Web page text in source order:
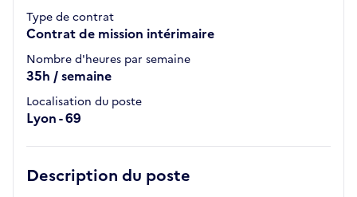
Type de contrat
Contrat de mission intérimaire
Nombre d'heures par semaine
35h / semaine
Localisation du poste
Lyon - 69
Description du poste